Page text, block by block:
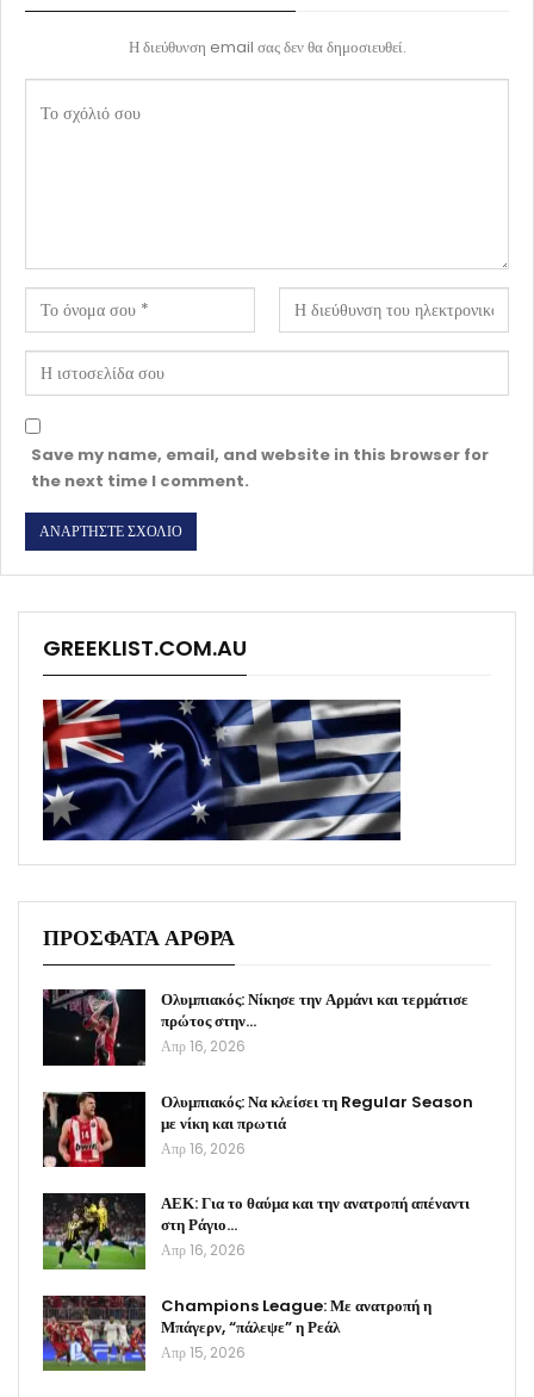
Η διεύθυνση email σας δεν θα δημοσιευθεί.
Save my name, email, and website in this browser for
the next time I comment.
GREEKLIST.COM.AU
ΠΡΟΣΦΑΤΑ ΑΡΘΡΑ
Ολυμπιακός: Νίκησε την Αρμάνι και τερμάτισε
πρώτος στην…
Απρ 16, 2026
Ολυμπιακός: Να κλείσει τη Regular Season
με νίκη και πρωτιά
Απρ 16, 2026
ΑΕΚ: Για το θαύμα και την ανατροπή απέναντι
στη Ράγιο…
Απρ 16, 2026
Champions League: Με ανατροπή η
Μπάγερν, “πάλεψε” η Ρεάλ
Απρ 15, 2026